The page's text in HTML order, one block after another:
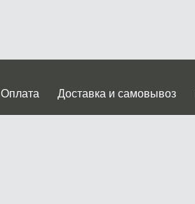
Оплата Доставка и самовывоз